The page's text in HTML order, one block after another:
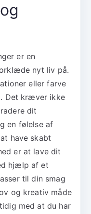
er en
nyt liv på.
eller farve
Det kræver ikke
dit
en følelse af
have skabt
er at lave dit
hjælp af et
til din smag
og kreativ måde
med at du har